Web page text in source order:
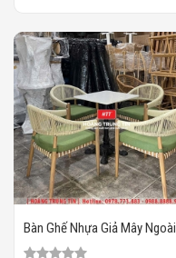
Bàn Ghế Nhựa Giả Mây Ngoài
Trời HTT129